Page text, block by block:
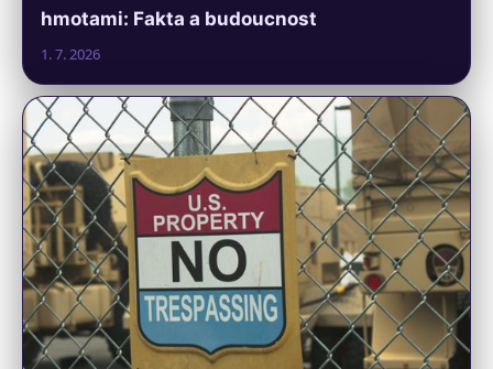
hmotami: Fakta a budoucnost
1. 7. 2026